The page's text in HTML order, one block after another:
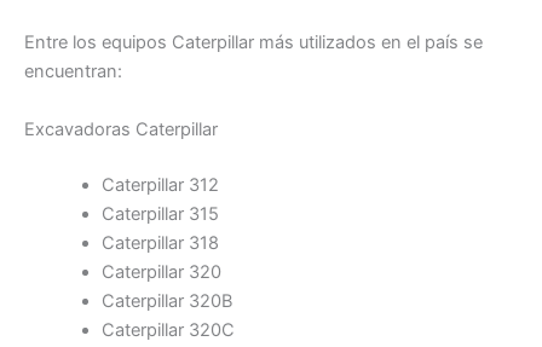
Entre los equipos Caterpillar más utilizados en el país se
encuentran:
Excavadoras Caterpillar
Caterpillar 312
Caterpillar 315
Caterpillar 318
Caterpillar 320
Caterpillar 320B
Caterpillar 320C